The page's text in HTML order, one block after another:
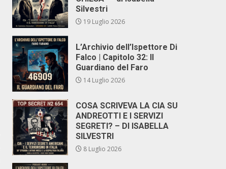
Silvestri
19 Luglio 2026
L’Archivio dell’Ispettore Di
Falco | Capitolo 32: Il
Guardiano del Faro
14 Luglio 2026
COSA SCRIVEVA LA CIA SU
ANDREOTTI E I SERVIZI
SEGRETI? – DI ISABELLA
SILVESTRI
8 Luglio 2026